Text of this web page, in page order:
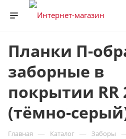
Планки П-
заборные в
покрытии RR
(тёмно-
Главная — Каталог — Заборы